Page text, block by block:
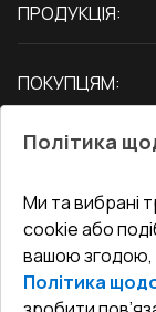
ПРОДУКЦІЯ:
Двері
ПОКУПЦЯМ:
Блог
Адреса
Як правильно
СЕРВІС ТА
Доставка і
Гарантія та
Повернення
Договір
КОНТАКТИ
Офіс:
Політика
Ми та вибрані
cookie або
вашою згодою,
Політика